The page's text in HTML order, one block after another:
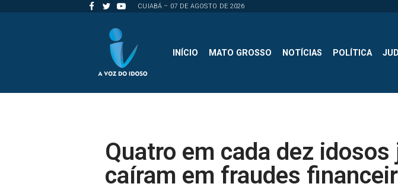
CUIABÁ – 07 DE AGOSTO DE 2026
INÍCIO MATO GROSSO NOTÍCIAS POLÍTICA
Quatro em cada dez idosos
caíram em fraudes